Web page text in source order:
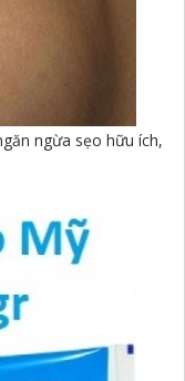
ngừa sẹo hữu ích,